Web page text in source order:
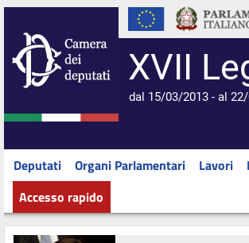
XVII
dal 15/03/2013 - al
Deputati Organi Parlamentari Lavori
Accesso rapido